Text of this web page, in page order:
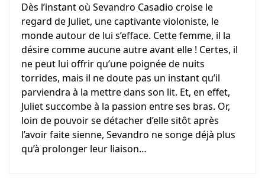
Dès l’instant où Sevandro Casadio croise le
regard de Juliet, une captivante violoniste, le
monde autour de lui s’efface. Cette femme, il la
désire comme aucune autre avant elle ! Certes, il
ne peut lui offrir qu’une poignée de nuits
torrides, mais il ne doute pas un instant qu’il
parviendra à la mettre dans son lit. Et, en effet,
Juliet succombe à la passion entre ses bras. Or,
loin de pouvoir se détacher d’elle sitôt après
l’avoir faite sienne, Sevandro ne songe déjà plus
qu’à prolonger leur liaison…